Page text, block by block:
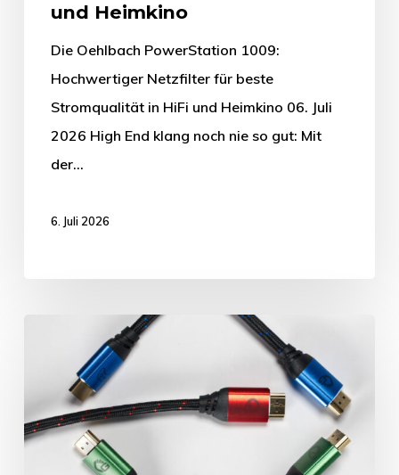
und Heimkino
Die Oehlbach PowerStation 1009:
Hochwertiger Netzfilter für beste
Stromqualität in HiFi und Heimkino 06. Juli
2026 High End klang noch nie so gut: Mit
der…
6. Juli 2026